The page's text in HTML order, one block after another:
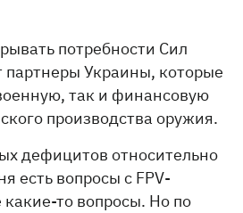
потребности Сил
Украины, которые
так и финансовую
производства оружия.
дефицитов относительно
есть вопросы с FPV-
то вопросы. Но по